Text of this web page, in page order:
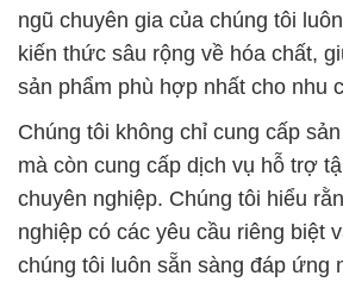
ngũ chuyên gia của chúng tôi
kiến thức sâu rộng về hóa chất,
sản phẩm phù hợp nhất cho nhu
Chúng tôi không chỉ cung cấp
mà còn cung cấp dịch vụ hỗ trợ
chuyên nghiệp. Chúng tôi hiểu
nghiệp có các yêu cầu riêng biệt
chúng tôi luôn sẵn sàng đáp ứng